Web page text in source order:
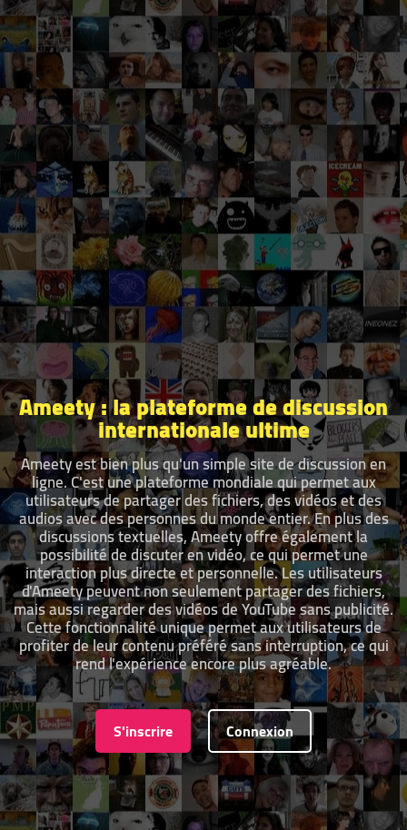
Ameety : la plateforme de discussion
internationale ultime
Ameety est bien plus qu'un simple site de discussion en
ligne. C'est une plateforme mondiale qui permet aux
utilisateurs de partager des fichiers, des vidéos et des
audios avec des personnes du monde entier. En plus des
discussions textuelles, Ameety offre également la
possibilité de discuter en vidéo, ce qui permet une
interaction plus directe et personnelle. Les utilisateurs
d'Ameety peuvent non seulement partager des fichiers,
mais aussi regarder des vidéos de YouTube sans publicité.
Cette fonctionnalité unique permet aux utilisateurs de
profiter de leur contenu préféré sans interruption, ce qui
rend l'expérience encore plus agréable.
S'inscrire Connexion